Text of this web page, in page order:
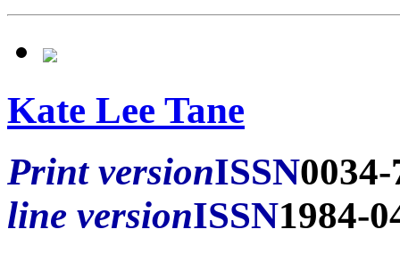
Kate Lee Tane
Print versionISSN
line versionISSN1984-